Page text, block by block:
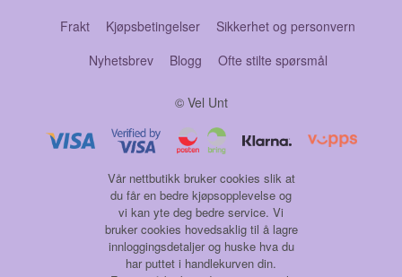
Frakt Kjøpsbetingelser
Sikkerhet og personvern
Nyhetsbrev
Blogg Ofte stilte spørsmål
© Vel Unt
Vår nettbutikk bruker cookies slik at
du får en bedre kjøpsopplevelse og
vi kan yte deg bedre service. Vi
bruker cookies hovedsaklig til å lagre
innloggingsdetaljer og huske hva du
har puttet i handlekurven din.